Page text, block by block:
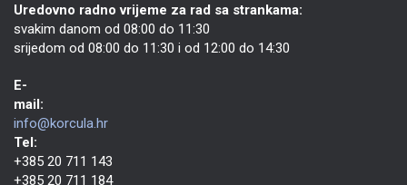
Uredovno radno vrijeme za rad sa strankama:
svakim danom od 08:00 do 11:30
srijedom od 08:00 do 11:30 i od 12:00 do 14:30
E-
mail:
info@korcula.hr
Tel:
+385 20 711 143
+385 20 711 184